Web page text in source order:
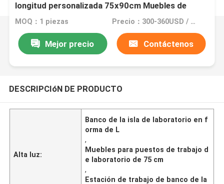
longitud personalizada 75x90cm Muebles de
estación de trabajo blancos
MOQ：1 piezas Precio：300-360USD / meter
Mejor precio Contáctenos
DESCRIPCIóN DE PRODUCTO
Alta luz:
Banco de la isla de laboratorio en f
orma de L
,
Muebles para puestos de trabajo d
e laboratorio de 75 cm
,
Estación de trabajo de banco de la